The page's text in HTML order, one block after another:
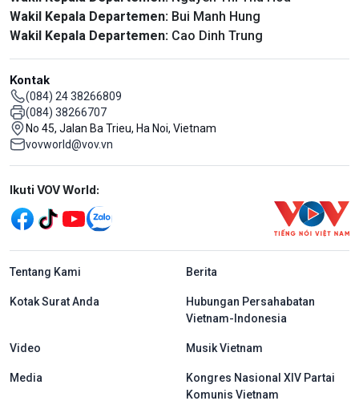
Wakil Kepala Departemen: Bui Manh Hung
Wakil Kepala Departemen: Cao Dinh Trung
Kontak
(084) 24 38266809
(084) 38266707
No 45, Jalan Ba Trieu, Ha Noi, Vietnam
vovworld@vov.vn
Mạng xã hội
Ikuti VOV World:
menu footer tiếng Indo
Tentang Kami Berita
Kotak Surat Anda
Hubungan Persahabatan
Vietnam-Indonesia
Video Musik Vietnam
Media
Kongres Nasional XIV Partai
Komunis Vietnam